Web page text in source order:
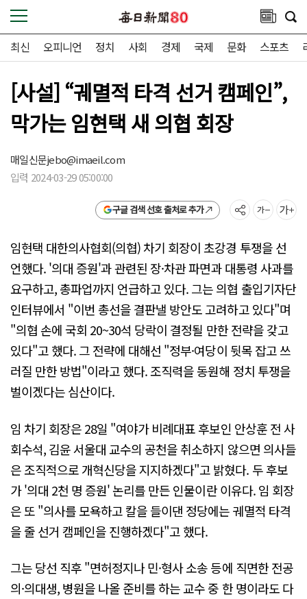
최신 오피니언 정치 사회 경제 국제 문화 스포츠
[사설] “궤멸적 타격 선거 캠페인”,
막가는 임현택 새 의협 회장
매일신문jebo@imaeil.com
입력 2024-03-29 05:00:00
구글 검색 선호 출처로 추가
임현택 대한의사협회(의협) 차기 회장이 초강경 투쟁을 선
언했다. '의대 증원'과 관련된 장·차관 파면과 대통령 사과를
요구하고, 총파업까지 언급하고 있다. 그는 의협 출입기자단
인터뷰에서 "이번 총선을 결판낼 방안도 고려하고 있다"며
"의협 손에 국회 20~30석 당락이 결정될 만한 전략을 갖고
있다"고 했다. 그 전략에 대해선 "정부·여당이 뒷목 잡고 쓰
러질 만한 방법"이라고 했다. 조직력을 동원해 정치 투쟁을
벌이겠다는 심산이다.
임 차기 회장은 28일 "여야가 비례대표 후보인 안상훈 전 사
회수석, 김윤 서울대 교수의 공천을 취소하지 않으면 의사들
은 조직적으로 개혁신당을 지지하겠다"고 밝혔다. 두 후보
가 '의대 2천 명 증원' 논리를 만든 인물이란 이유다. 임 회장
은 또 "의사를 모욕하고 칼을 들이댄 정당에는 궤멸적 타격
을 줄 선거 캠페인을 진행하겠다"고 했다.
그는 당선 직후 "면허정지나 민·형사 소송 등에 직면한 전공
의·의대생, 병원을 나올 준비를 하는 교수 중 한 명이라도 다